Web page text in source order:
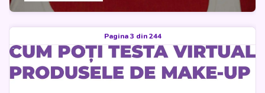
Pagina 3 din 244